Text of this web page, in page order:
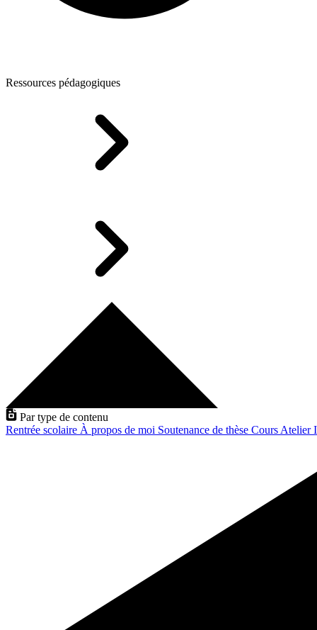
Ressources pédagogiques
Par type de contenu
Rentrée scolaire À propos de moi Soutenance de thèse Cours Atelier